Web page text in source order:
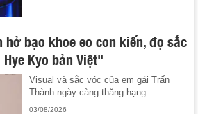
hở bạo khoe eo con kiến, đọ sắc
Kyo bản Việt"
Visual và sắc vóc của em gái Trấn
Thành ngày càng thăng hạng.
03/08/2026